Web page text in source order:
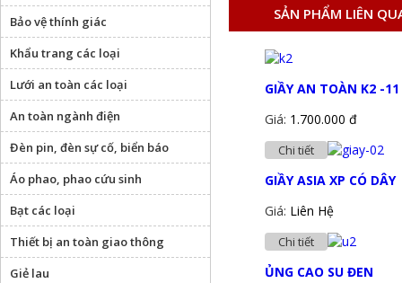
SẢN PHẨM LIÊN
GIẦY AN TOÀN K2 -
Giá: 1.700.000 đ
Chi tiết
GIẦY ASIA XP CÓ DÂY
Giá: Liên Hệ
Chi tiết
ỦNG CAO SU ĐEN
Bảo vệ thính giác
Khẩu trang các loại
Lưới an toàn các loại
An toàn ngành điện
Đèn pin, đèn sự cố, biển báo
Áo phao, phao cứu sinh
Bạt các loại
Thiết bị an toàn giao thông
Giẻ lau